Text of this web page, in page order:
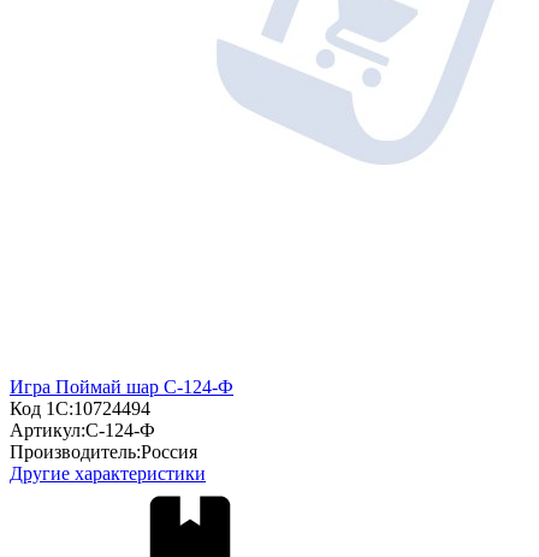
Игра Поймай шар С-124-Ф
Код 1С:10724494
Артикул:С-124-Ф
Производитель:Россия
Другие характеристики